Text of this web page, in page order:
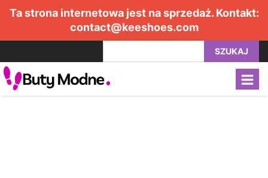
Ta strona internetowa jest na sprzedaż. Kontakt:
contact@keeshoes.com
SZUKAJ